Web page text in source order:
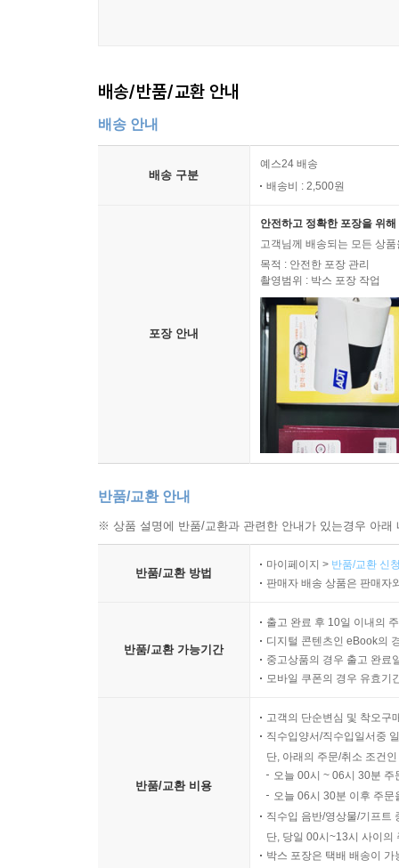
배송/반품/교환 안내
배송 안내
배송 구분
예스24 배송
배송비 : 2,500원
포장 안내
안전하고 정확한 포장을 위
고객님께 배송되는 모든 상
목적 : 안전한 포장 관리
촬영범위 : 박스 포장 작업
반품/교환 안내
※ 상품 설명에 반품/교환과 관련한 안내가 있는경우 아
반품/교환 방법
마이페이지 > 반품/교환 신
판매자 배송 상품은 판매자
반품/교환 가능기간
출고 완료 후 10일 이내의
디지털 콘텐츠인 eBook의
중고상품의 경우 출고 완료
모바일 쿠폰의 경우 유효기
반품/교환 비용
고객의 단순변심 및 착오구
직수입양서/직수입일서중
단, 아래의 주문/취소 조건
오늘 00시 ~ 06시 30분
오늘 06시 30분 이후 주
직수입 음반/영상물/기프트
단, 당일 00시~13시 사이의
박스 포장은 택배 배송이